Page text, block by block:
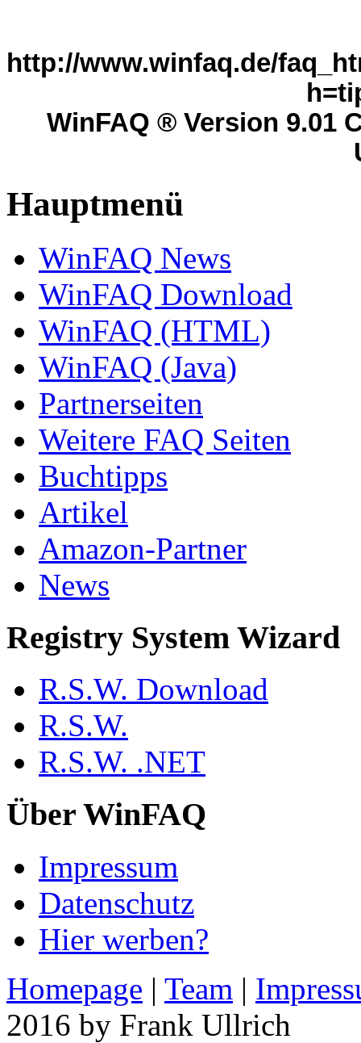
http://www.winfaq.de/
WinFAQ ® Version 9.01
Hauptmenü
WinFAQ News
WinFAQ Download
WinFAQ (HTML)
WinFAQ (Java)
Partnerseiten
Weitere FAQ Seiten
Buchtipps
Artikel
Amazon-Partner
News
Registry System Wizard
R.S.W. Download
R.S.W.
R.S.W. .NET
Über WinFAQ
Impressum
Datenschutz
Hier werben?
Homepage | Team |
2016 by Frank Ullrich